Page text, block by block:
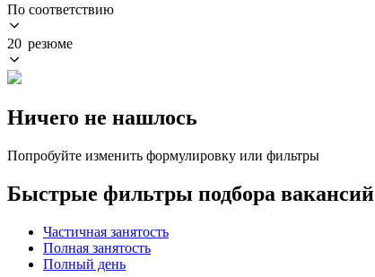
По соответствию
20 резюме
Ничего не нашлось
Попробуйте изменить формулировку или фильтры
Быстрые фильтры подбора вакансий
Частичная занятость
Полная занятость
Полный день